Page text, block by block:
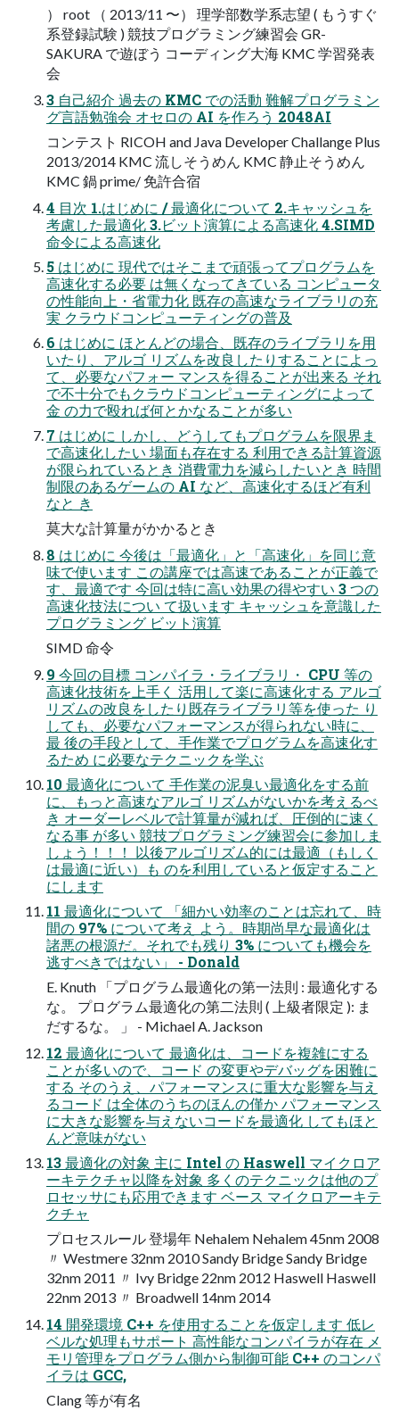
） root （ 2013/11 〜） 理学部数学系志望 ( もうすぐ
系登録試験 ) 競技プログラミング練習会 GR-
SAKURA で遊ぼう コーディング大海 KMC 学習発表
会
3 自己紹介 過去の KMC での活動 難解プログラミン
グ言語勉強会 オセロの AI を作ろう 2048AI
コンテスト RICOH and Java Developer Challange Plus
2013/2014 KMC 流しそうめん KMC 静止そうめん
KMC 鍋 prime/ 免許合宿
4 目次 1.はじめに / 最適化について 2.キャッシュを
考慮した最適化 3.ビット演算による高速化 4.SIMD
命令による高速化
5 はじめに 現代ではそこまで頑張ってプログラムを
高速化する必要 は無くなってきている コンピュータ
の性能向上・省電力化 既存の高速なライブラリの充
実 クラウドコンピューティングの普及
6 はじめに ほとんどの場合、既存のライブラリを用
いたり、アルゴ リズムを改良したりすることによっ
て、必要なパフォー マンスを得ることが出来る それ
で不十分でもクラウドコンピューティングによって
金 の力で殴れば何とかなることが多い
7 はじめに しかし、どうしてもプログラムを限界ま
で高速化したい 場面も存在する 利用できる計算資源
が限られているとき 消費電力を減らしたいとき 時間
制限のあるゲームの AI など、高速化するほど有利
なと き
莫大な計算量がかかるとき
8 はじめに 今後は「最適化」と「高速化」を同じ意
味で使います この講座では高速であることが正義で
す、最適です 今回は特に高い効果の得やすい 3 つの
高速化技法につい て扱います キャッシュを意識した
プログラミング ビット演算
SIMD 命令
9 今回の目標 コンパイラ・ライブラリ・ CPU 等の
高速化技術を上手く 活用して楽に高速化する アルゴ
リズムの改良をしたり既存ライブラリ等を使った り
しても、必要なパフォーマンスが得られない時に、
最 後の手段として、手作業でプログラムを高速化す
るため に必要なテクニックを学ぶ
10 最適化について 手作業の泥臭い最適化をする前
に、もっと高速なアルゴ リズムがないかを考えるべ
き オーダーレベルで計算量が減れば、圧倒的に速く
なる事 が多い 競技プログラミング練習会に参加しま
しょう！！！ 以後アルゴリズム的には最適（もしく
は最適に近い）も のを利用していると仮定すること
にします
11 最適化について 「細かい効率のことは忘れて、時
間の 97% について考え よう。時期尚早な最適化は
諸悪の根源だ。それでも残り 3% についても機会を
逃すべきではない」 - Donald
E. Knuth 「プログラム最適化の第一法則 : 最適化する
な。 プログラム最適化の第二法則 ( 上級者限定 ): ま
だするな。 」 - Michael A. Jackson
12 最適化について 最適化は、コードを複雑にする
ことが多いので、コード の変更やデバッグを困難に
する そのうえ、パフォーマンスに重大な影響を与え
るコード は全体のうちのほんの僅か パフォーマンス
に大きな影響を与えないコードを最適化 してもほと
んど意味がない
13 最適化の対象 主に Intel の Haswell マイクロア
ーキテクチャ以降を対象 多くのテクニックは他のプ
ロセッサにも応用できます ベース マイクロアーキテ
クチャ
プロセスルール 登場年 Nehalem Nehalem 45nm 2008
〃 Westmere 32nm 2010 Sandy Bridge Sandy Bridge
32nm 2011 〃 Ivy Bridge 22nm 2012 Haswell Haswell
22nm 2013 〃 Broadwell 14nm 2014
14 開発環境 C++ を使用することを仮定します 低レ
ベルな処理もサポート 高性能なコンパイラが存在 メ
モリ管理をプログラム側から制御可能 C++ のコンパ
イラは GCC,
Clang 等が有名